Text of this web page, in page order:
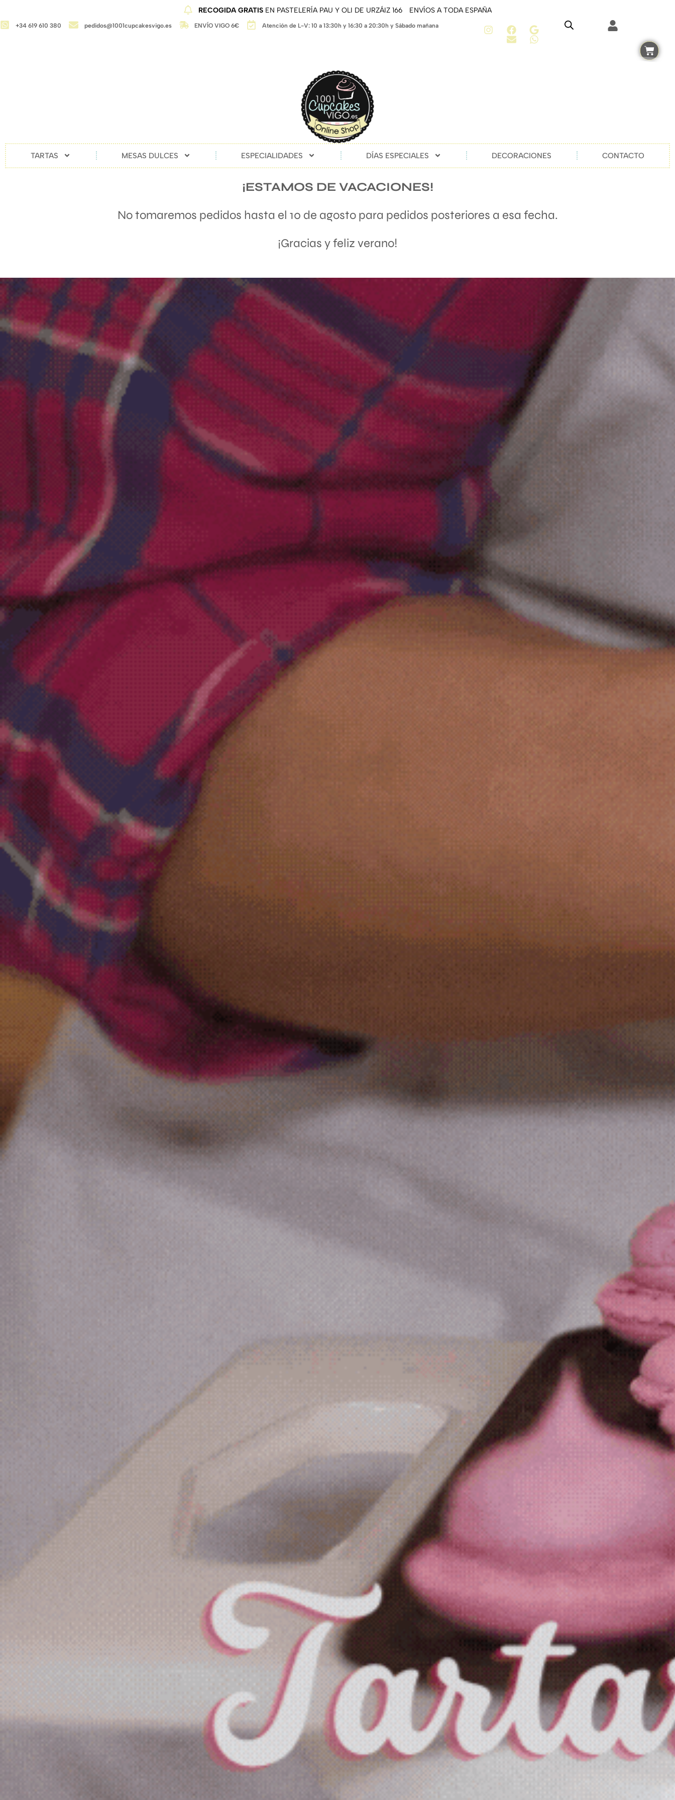
RECOGIDA GRATIS EN PASTELERÍA PAU Y OLI DE URZÁIZ 166 ENVÍOS A TODA ESPAÑA
+34 619 610 380 pedidos@1001cupcakesvigo.es ENVÍO VIGO 6€ Atención de L-V: 10 a 13:30h y 16:30 a 20:30h y Sábado mañana
TARTAS MESAS DULCES ESPECIALIDADES DÍAS ESPECIALES DECORACIONES CONTACTO
¡ESTAMOS DE VACACIONES!
No tomaremos pedidos hasta el 10 de agosto para pedidos posteriores a esa fecha.
¡Gracias y feliz verano!